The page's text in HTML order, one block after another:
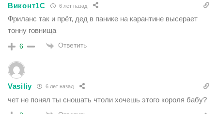
Виконт1C 6 лет назад
Фриланс так и прёт, дед в панике на карантине высерает
тонну говнища
6 Ответить
Vasiliy 6 лет назад
чет не понял ты сношать чтоли хочешь этого короля бабу?